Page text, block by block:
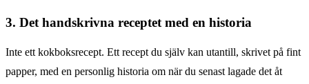
3. Det handskrivna receptet med en historia
Inte ett kokboksrecept. Ett recept du själv kan utantill, skrivet på fint
papper, med en personlig historia om när du senast lagade det åt